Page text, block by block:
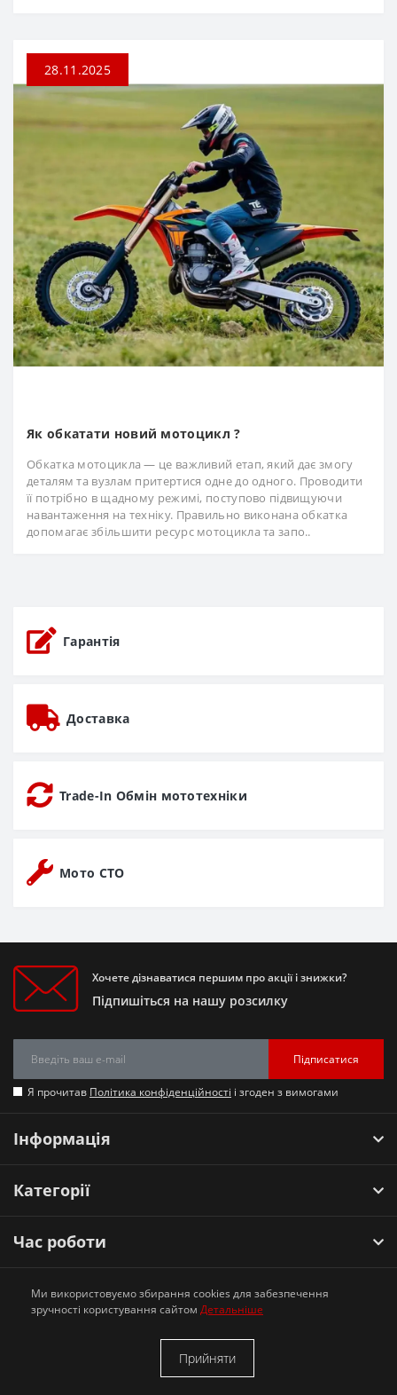
28.11.2025
Як обкатати новий мотоцикл ?
Обкатка мотоцикла — це важливий етап, який дає змогу
деталям та вузлам притертися одне до одного. Проводити
її потрібно в щадному режимі, поступово підвищуючи
навантаження на техніку. Правильно виконана обкатка
допомагає збільшити ресурс мотоцикла та запо..
Гарантія
Доставка
Trade-In Обмін мототехніки
Мото СТО
Хочете дізнаватися першим про акції і знижки?
Підпишіться на нашу розсилку
Підписатися
Я прочитав Політика конфіденційності і згоден з вимогами
Інформація
Категорії
Час роботи
Наші контакти
Motomarket © 2026
Ми використовуємо збирання cookies для забезпечення
зручності користування сайтом Детальніше
Прийняти